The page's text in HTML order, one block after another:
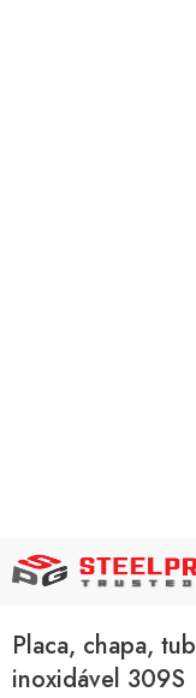
Placa, chapa,
inoxidável 309S